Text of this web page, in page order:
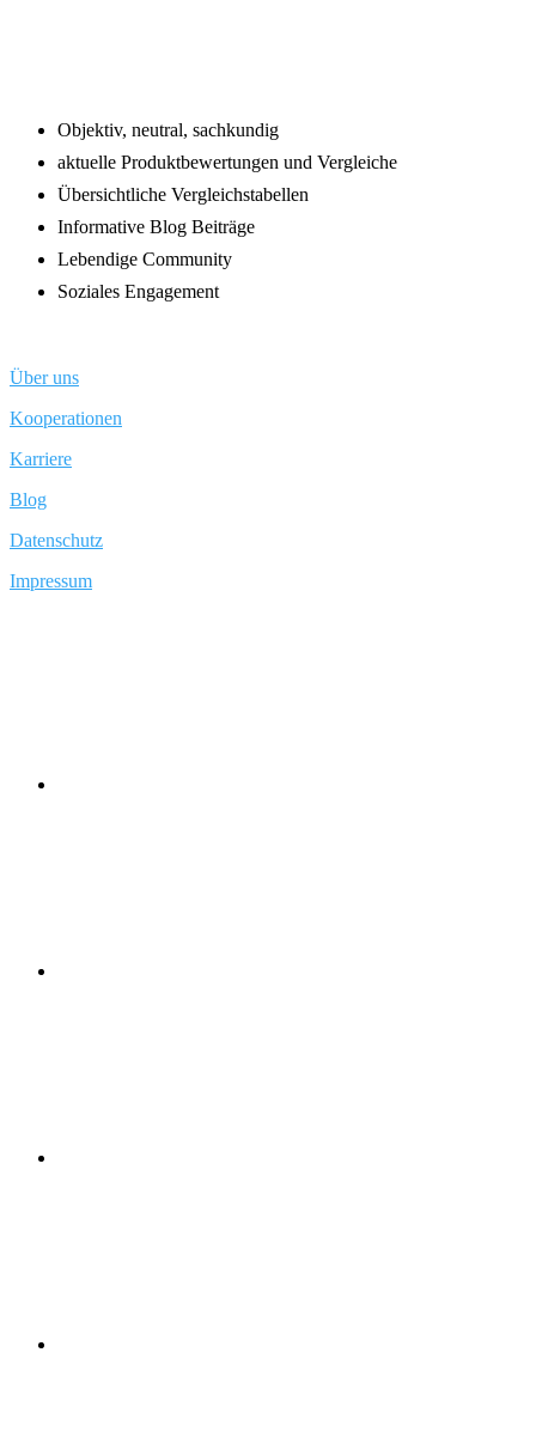
Objektiv, neutral, sachkundig
aktuelle Produktbewertungen und Vergleiche
Übersichtliche Vergleichstabellen
Informative Blog Beiträge
Lebendige Community
Soziales Engagement
Über uns
Kooperationen
Karriere
Blog
Datenschutz
Impressum